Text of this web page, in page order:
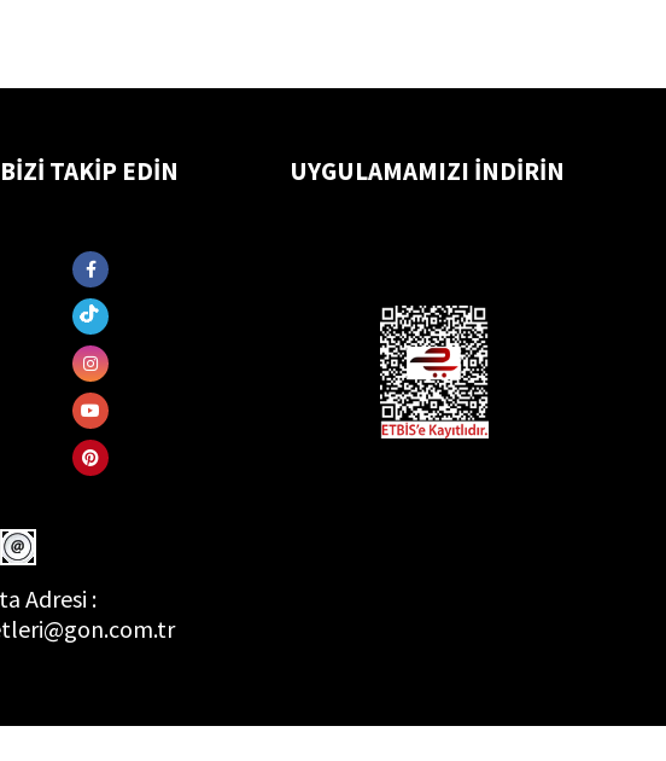
BİZİ TAKİP EDİN UYGULAMAMIZI İNDİRİN
Adresi :